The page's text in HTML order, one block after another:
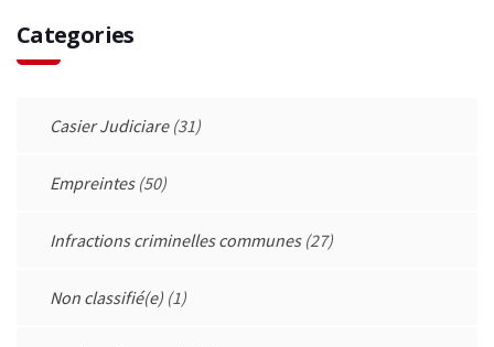
Categories
Casier Judiciare(31)
Empreintes(50)
Infractions criminelles communes(27)
Non classifié(e) (1)